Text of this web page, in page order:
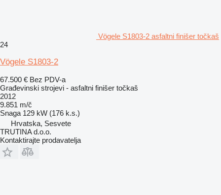
Vögele S1803-2 asfaltni finišer točkaš
24
Vögele S1803-2
67.500 € Bez PDV-a
Građevinski strojevi - asfaltni finišer točkaš
2012
9.851 m/č
Snaga 129 kW (176 k.s.)
Hrvatska, Sesvete
TRUTINA d.o.o.
Kontaktirajte prodavatelja